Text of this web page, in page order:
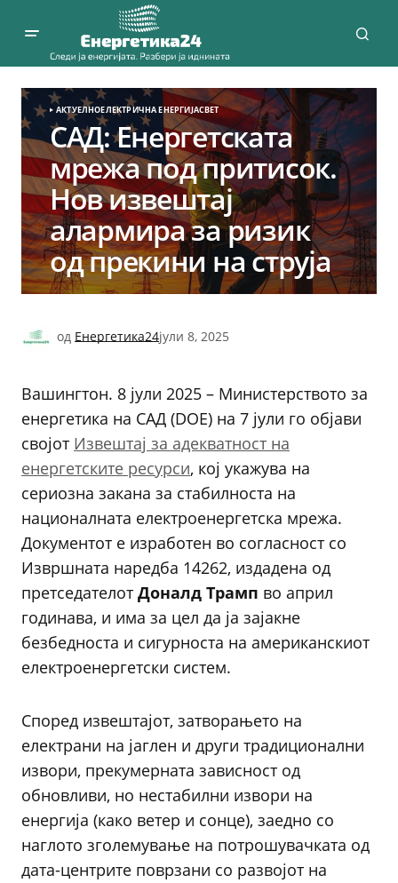
АКТУЕЛНОЕЛЕКТРИЧНА ЕНЕРГИЈАСВЕТ
САД: Енергетската
мрежа под притисок.
Нов извештај
алармира за ризик
од прекини на струја
од Енергетика24јули 8, 2025
Вашингтон. 8 јули 2025 – Министерството за
енергетика на САД (DOE) на 7 јули го објави
својот Извештај за адекватност на
енергетските ресурси, кој укажува на
сериозна закана за стабилноста на
националната електроенергетска мрежа.
Документот е изработен во согласност со
Извршната наредба 14262, издадена од
претседателот Доналд Трамп во април
годинава, и има за цел да ја зајакне
безбедноста и сигурноста на американскиот
електроенергетски систем.
Според извештајот, затворањето на
електрани на јаглен и други традиционални
извори, прекумерната зависност од
обновливи, но нестабилни извори на
енергија (како ветер и сонце), заедно со
наглото зголемување на потрошувачката од
дата-центрите поврзани со развојот на